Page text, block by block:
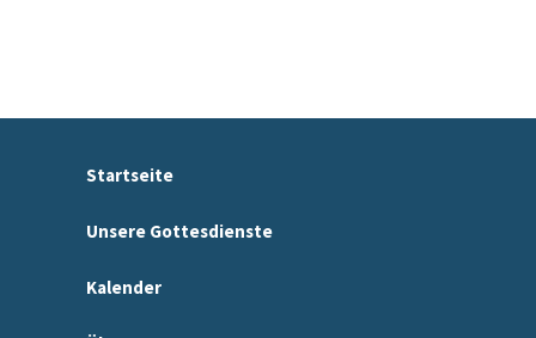
Startseite
Unsere Gottesdienste
Kalender